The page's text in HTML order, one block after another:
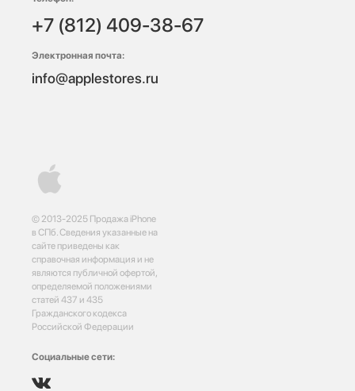
© 2013-2025 Продажа iPhone
в СПб. Сведения указанные на
сайте приведены как
справочная информация и не
являются публичной офертой,
определяемой положениями
статей 437 и 435
Гражданского кодекса
Российской Федерации
Социальные сети:
+7 (812) 409-38-67
Электронная почта:
info@applestores.ru